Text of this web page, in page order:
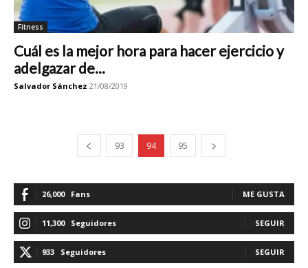
Fitness
Cuál es la mejor hora para hacer ejercicio y
adelgazar de...
Salvador Sánchez 21/08/2019
93 94 95
26,000 Fans ME GUSTA
11,300 Seguidores SEGUIR
933 Seguidores SEGUIR